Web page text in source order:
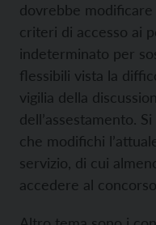
dovrebbe
criteri di accesso ai
indeterminato per
flessibili vista la
vigilia della
dell’assestamento.
che modifichi
servizio, di cui
accedere al